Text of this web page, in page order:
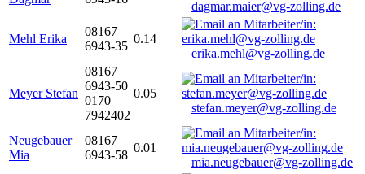
dagmar.maier@vg-zolling.de
Mehl Erika
08167
6943-35
0.14
erika.mehl@vg-zolling.de
Meyer Stefan
08167
6943-50
0170
7942402
0.05
stefan.meyer@vg-zolling.de
Neugebauer
Mia
08167
6943-58
0.01
mia.neugebauer@vg-zolling.de